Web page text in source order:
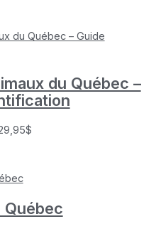
du Québec –
$Plage
29,95$
Québec